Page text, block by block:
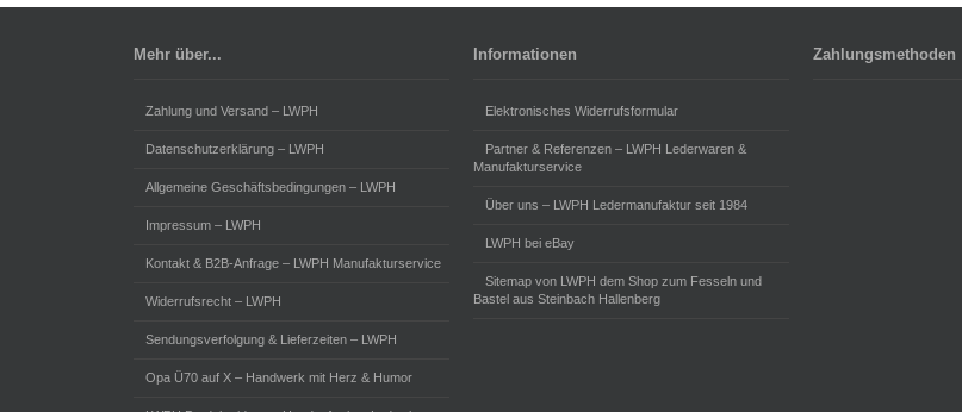
Mehr über...
Zahlung und Versand – LWPH
Datenschutzerklärung – LWPH
Allgemeine Geschäftsbedingungen – LWPH
Impressum – LWPH
Kontakt & B2B-Anfrage – LWPH Manufakturservice
Widerrufsrecht – LWPH
Sendungsverfolgung & Lieferzeiten – LWPH
Opa Ü70 auf X – Handwerk mit Herz & Humor
Informationen
Elektronisches Widerrufsformular
Partner & Referenzen – LWPH Lederwaren &
Manufakturservice
Über uns – LWPH Ledermanufaktur seit 1984
LWPH bei eBay
Sitemap von LWPH dem Shop zum Fesseln und
Bastel aus Steinbach Hallenberg
Zahlungsmethoden